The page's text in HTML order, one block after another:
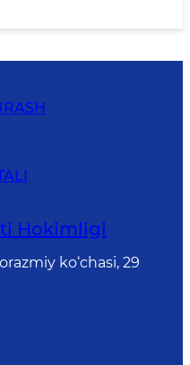
Hоkimligi
ko‘chаsi, 29